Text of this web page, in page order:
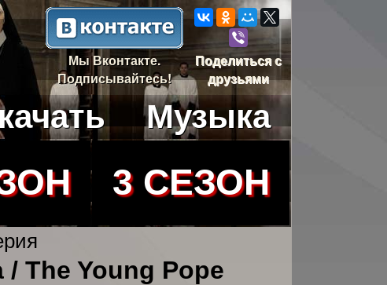
Мы Вконтакте.
Подписывайтесь!
Поделиться с
друзьями
Музыка
3 СЕЗОН
The Young Pope